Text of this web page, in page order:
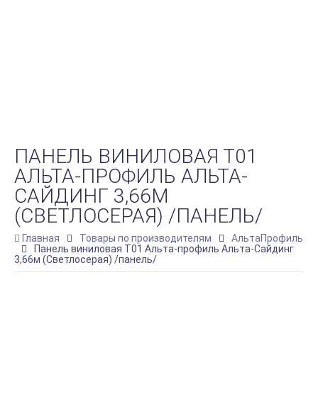
ПАНЕЛЬ ВИНИЛОВАЯ Т01
АЛЬТА-ПРОФИЛЬ АЛЬТА-
САЙДИНГ 3,66М
(СВЕТЛОСЕРАЯ) /ПАНЕЛЬ/
Главная Товары по производителям
АльтаПрофиль
Панель виниловая Т01 Альта-профиль Альта-Сайдинг
3,66м (Светлосерая) /панель/